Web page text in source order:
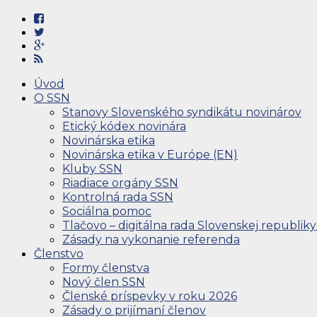
Úvod
O SSN
Stanovy Slovenského syndikátu novinárov
Etický kódex novinára
Novinárska etika
Novinárska etika v Európe (EN)
Kluby SSN
Riadiace orgány SSN
Kontrolná rada SSN
Sociálna pomoc
Tlačovo – digitálna rada Slovenskej republiky
Zásady na vykonanie referenda
Členstvo
Formy členstva
Nový člen SSN
Členské príspevky v roku 2026
Zásady o prijímaní členov